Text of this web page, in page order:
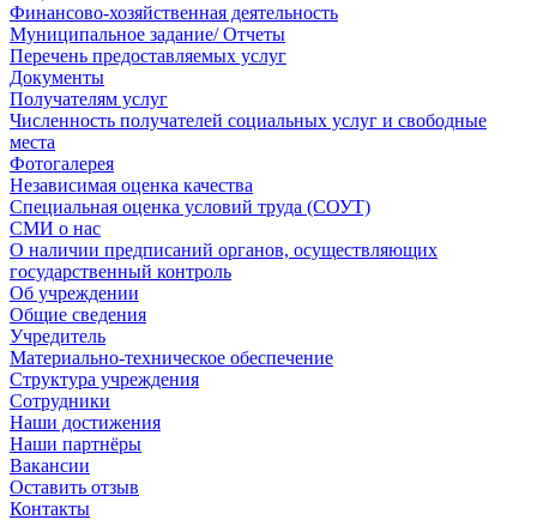
Финансово-хозяйственная деятельность
Муниципальное задание/ Отчеты
Перечень предоставляемых услуг
Документы
Получателям услуг
Численность получателей социальных услуг и свободные
места
Фотогалерея
Независимая оценка качества
Специальная оценка условий труда (СОУТ)
СМИ о нас
О наличии предписаний органов, осуществляющих
государственный контроль
Об учреждении
Общие сведения
Учредитель
Материально-техническое обеспечение
Структура учреждения
Сотрудники
Наши достижения
Наши партнёры
Вакансии
Оставить отзыв
Контакты